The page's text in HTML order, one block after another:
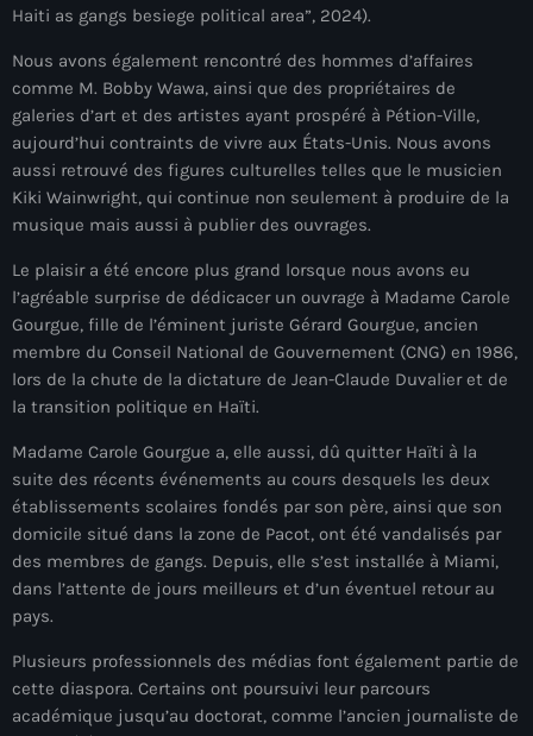
2024 summer olympics
2025 Elections
2026 World Cup Qualifiers
21 Nasyon
34th cohort of the PNH
400 Mawozo
400 Mawozo gang
739 new officers
79th UN General Assembly
A lire
AAN
Abrite-toi
Acte de l'Indépendance d'Haiti
Action humanitaire
activism
Actualités
Haiti as gangs besiege political area”, 2024).
Nous avons également rencontré des hommes d’affaires
comme M. Bobby Wawa, ainsi que des propriétaires de
galeries d’art et des artistes ayant prospéré à Pétion-Ville,
aujourd’hui contraints de vivre aux États-Unis. Nous avons
aussi retrouvé des figures culturelles telles que le musicien
Kiki Wainwright, qui continue non seulement à produire de la
musique mais aussi à publier des ouvrages.
Le plaisir a été encore plus grand lorsque nous avons eu
l’agréable surprise de dédicacer un ouvrage à Madame Carole
Gourgue, fille de l’éminent juriste Gérard Gourgue, ancien
membre du Conseil National de Gouvernement (CNG) en 1986,
lors de la chute de la dictature de Jean-Claude Duvalier et de
la transition politique en Haïti.
Madame Carole Gourgue a, elle aussi, dû quitter Haïti à la
suite des récents événements au cours desquels les deux
établissements scolaires fondés par son père, ainsi que son
domicile situé dans la zone de Pacot, ont été vandalisés par
des membres de gangs. Depuis, elle s’est installée à Miami,
dans l’attente de jours meilleurs et d’un éventuel retour au
pays.
Plusieurs professionnels des médias font également partie de
cette diaspora. Certains ont poursuivi leur parcours
académique jusqu’au doctorat, comme l’ancien journaliste de